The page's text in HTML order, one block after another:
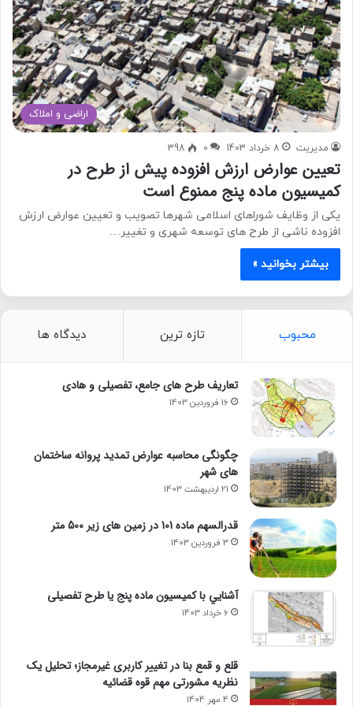
اراضی و املاک
مدیریت 8 خرداد 1403 0
398
تعیین عوارض ارزش افزوده پیش از طرح در
کمیسیون ماده پنج ممنوع است
یکی از وظایف شوراهای اسلامی شهرها تصویب و تعیین عوارض ارزش
افزوده ناشی از طرح های توسعه شهری و تغییر…
بیشتر بخوانید »
محبوب تازه ترین دیدگاه ها
تعاریف طرح های جامع، تفصیلی و هادی
16 فروردین 1403
چگونگی محاسبه عوارض تمدید پروانه ساختمان
های شهر
21 اردیبهشت 1403
قدرالسهم ماده 101 در زمین های زیر 500 متر
3 فروردین 1403
آشنايي با كميسيون ماده پنج یا طرح تفصیلی
6 خرداد 1403
قلع و قمع بنا در تغییر کاربری غیرمجاز؛ تحلیل یک
نظریه مشورتی مهم قوه قضائیه
4 مهر 1404